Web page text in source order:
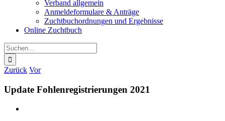
Verband allgemein
Anmeldeformulare & Anträge
Zuchtbuchordnungen und Ergebnisse
Online Zuchtbuch
Suche
nach:
Zurück Vor
Update Fohlen­registrierungen 2021